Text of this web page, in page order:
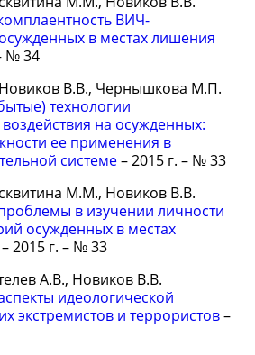
ВИЧ-
в местах лишения
№ 34
В.В., Чернышкова М.П.
технологии
на осужденных:
ее применения в
системе– 2015 г. – № 33
М.М., Новиков В.В.
в изучении личности
осужденных в местах
– 2015 г. – № 33
А.В., Новиков В.В.
идеологической
экстремистов и террористов–